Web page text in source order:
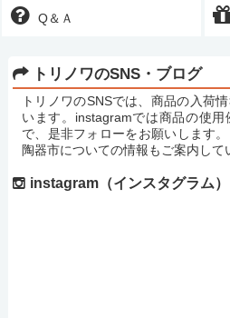
Q＆Ａ
トリノワのSNS・ブログ
トリノワのSNSでは、商品の入荷
います。instagramでは商品の使
で、是非フォローをお願いします
陶器市についての情報もご案内して
instagram（インスタグラム）